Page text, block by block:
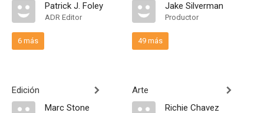
Patrick J. Foley
ADR Editor
6 más
Edición
Marc Stone
Jake Silverman
Productor
49 más
Arte
Richie Chavez